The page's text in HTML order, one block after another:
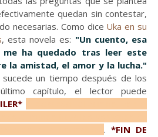
quedan sin contestar,
necesarias. Como dice Uka en su
, esta novela es: "Un cuento, esa
me ha quedado tras leer este
la amistad, el amor y la lucha."
un tiempo después de los
capítulo, el lector puede
.*FIN DE